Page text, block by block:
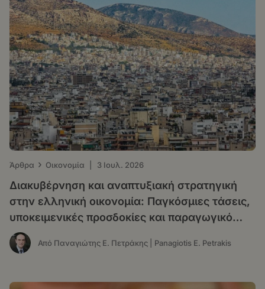
Άρθρα › Οικονομία 3 Ιουλ. 2026
Διακυβέρνηση και αναπτυξιακή στρατηγική
στην ελληνική οικονομία: Παγκόσμιες τάσεις,
υποκειμενικές προσδοκίες και παραγωγικό
υπόδειγμα
Από Παναγιώτης Ε. Πετράκης | Panagiotis E. Petrakis